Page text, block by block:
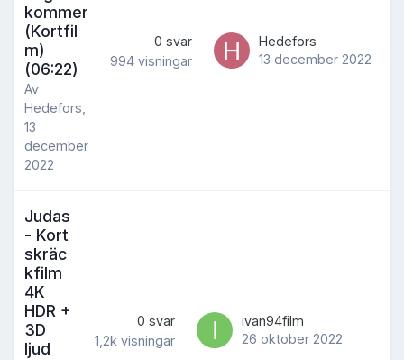
kommer
(Kortfil
m)
(06:22)
Av
Hedefors,
13
december
2022
0 svar
994 visningar
Hedefors
13 december 2022
Judas
- Kort
skräc
kfilm
4K
HDR +
3D
ljud
0 svar
1,2k visningar
ivan94film
26 oktober 2022